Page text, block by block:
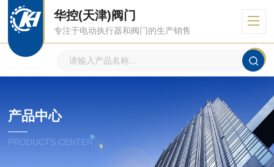
华控(天津)阀门
专注于电动执行器和阀门的生产销售
产品中心
PRODUCTS CENTER